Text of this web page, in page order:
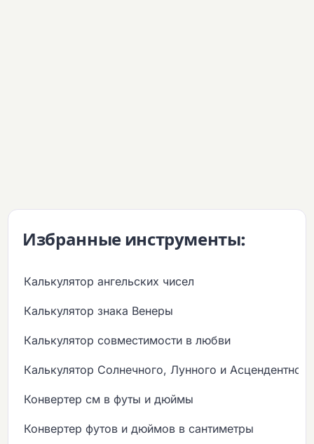
Избранные инструменты:
Калькулятор ангельских чисел
Калькулятор знака Венеры
Калькулятор совместимости в любви
Калькулятор Солнечного, Лунного и
Конвертер см в футы и дюймы
Конвертер футов и дюймов в сантиметры